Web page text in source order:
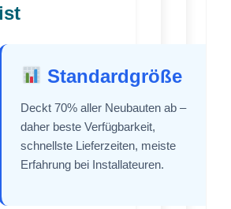
ist
Standardgröße
Deckt 70% aller Neubauten ab –
daher beste Verfügbarkeit,
schnellste Lieferzeiten, meiste
Erfahrung bei Installateuren.